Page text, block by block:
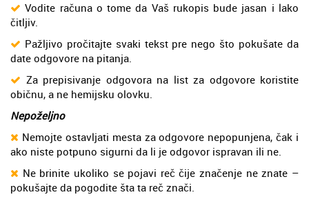
Vodite računa o tome da Vaš rukopis bude jasan i lako
čitljiv.
Pažljivo pročitajte svaki tekst pre nego što pokušate da
date odgovore na pitanja.
Za prepisivanje odgovora na list za odgovore koristite
običnu, a ne hemijsku olovku.
Nepoželjno
Nemojte ostavljati mesta za odgovore nepopunjena, čak i
ako niste potpuno sigurni da li je odgovor ispravan ili ne.
Ne brinite ukoliko se pojavi reč čije značenje ne znate –
pokušajte da pogodite šta ta reč znači.